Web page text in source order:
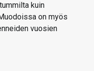
kuin
on myös
vuosien